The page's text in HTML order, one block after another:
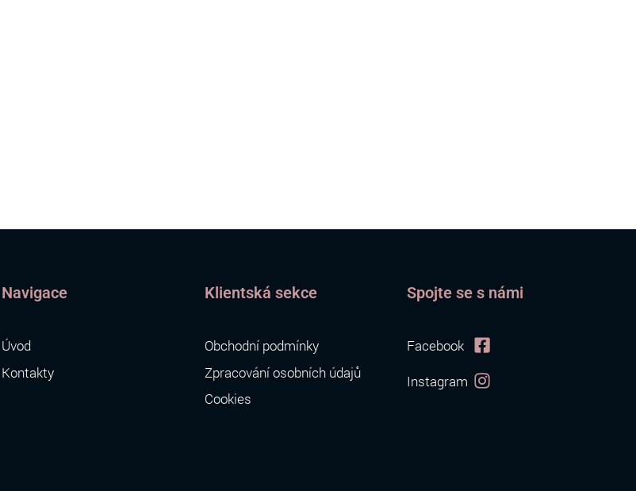
Navigace
Úvod
Kontakty
Klientská sekce
Obchodní podmínky
Zpracování osobních údajů
Cookies
Spojte se s námi
Facebook
Instagram